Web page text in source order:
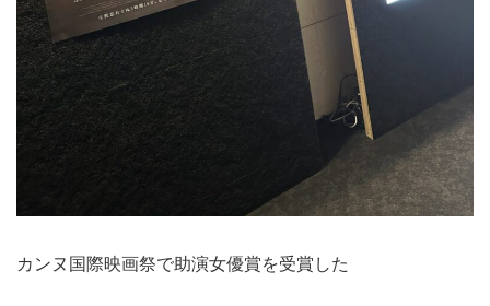
カンヌ国際映画祭で助演女優賞を受賞した